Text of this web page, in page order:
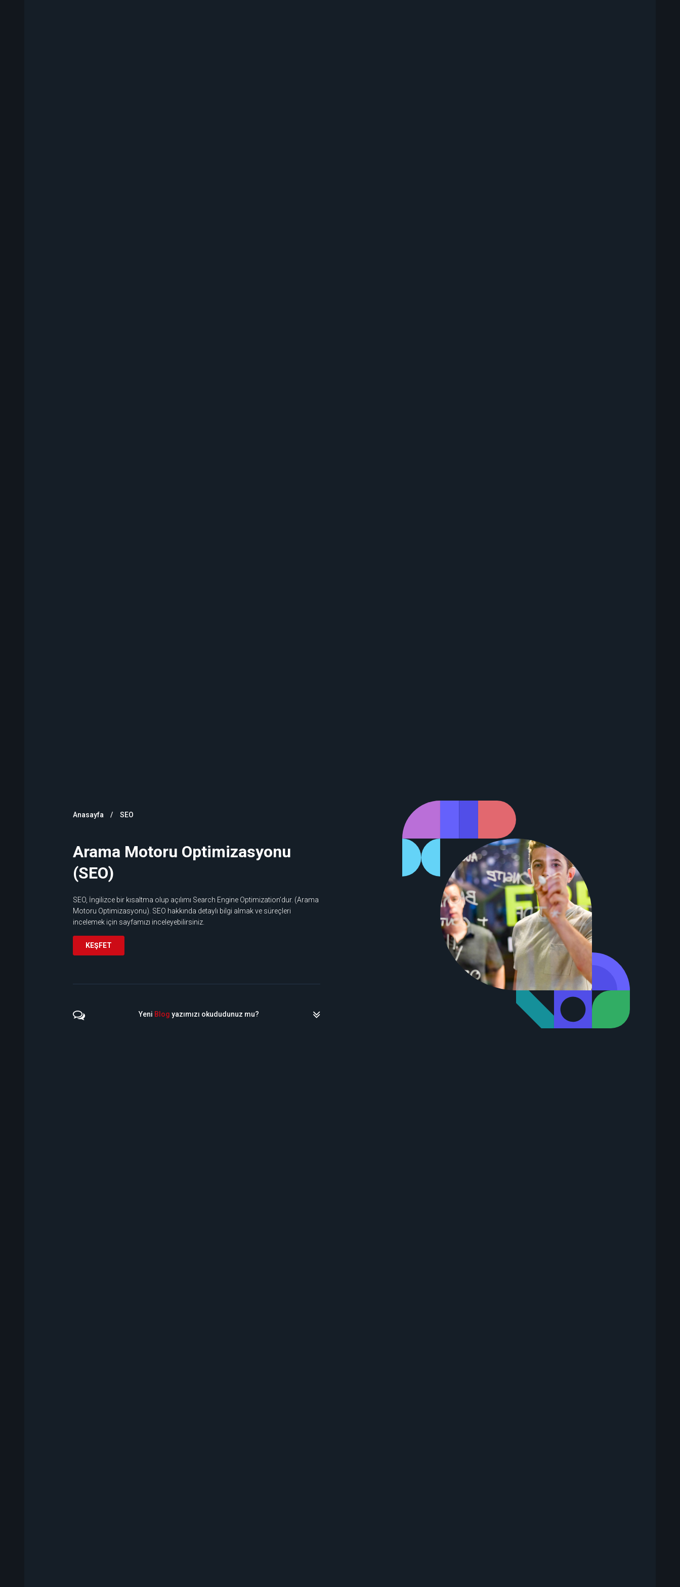
Anasayfa SEO
Arama Motoru Optimizasyonu
(SEO)
SEO, İngilizce bir kısaltma olup açılımı Search Engine Optimization’dur. (Arama
Motoru Optimizasyonu). SEO hakkında detaylı bilgi almak ve süreçleri
incelemek için sayfamızı inceleyebilirsiniz.
KEŞFET
Yeni Blog yazımızı okududunuz mu?